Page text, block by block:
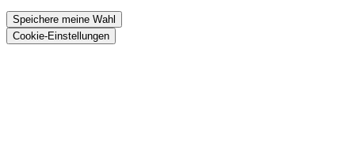
Speichere meine Wahl
Cookie-Einstellungen